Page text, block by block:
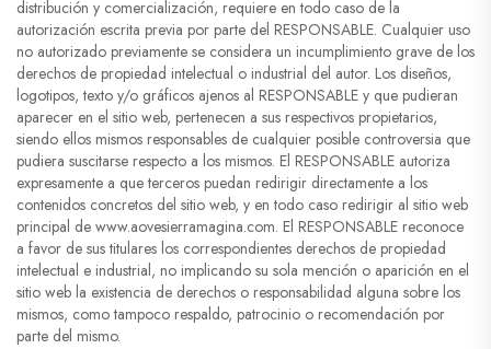
distribución y comercialización, requiere en todo caso de la
autorización escrita previa por parte del RESPONSABLE. Cualquier uso
no autorizado previamente se considera un incumplimiento grave de los
derechos de propiedad intelectual o industrial del autor. Los diseños,
logotipos, texto y/o gráficos ajenos al RESPONSABLE y que pudieran
aparecer en el sitio web, pertenecen a sus respectivos propietarios,
siendo ellos mismos responsables de cualquier posible controversia que
pudiera suscitarse respecto a los mismos. El RESPONSABLE autoriza
expresamente a que terceros puedan redirigir directamente a los
contenidos concretos del sitio web, y en todo caso redirigir al sitio web
principal de www.aovesierramagina.com. El RESPONSABLE reconoce
a favor de sus titulares los correspondientes derechos de propiedad
intelectual e industrial, no implicando su sola mención o aparición en el
sitio web la existencia de derechos o responsabilidad alguna sobre los
mismos, como tampoco respaldo, patrocinio o recomendación por
parte del mismo.